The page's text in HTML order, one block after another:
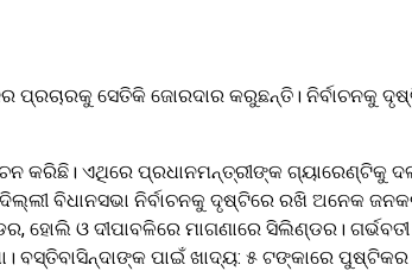
ସେତିକି ଜୋରଦାର କରୁଛନ୍ତି। ନିର୍ବାଚନକୁ
ଏଥିରେ ପ୍ରଧାନମନ୍ତ୍ରୀଙ୍କ ଗ୍ୟାରେଣ୍ଟିକୁ
ବିଧାନସଭା ନିର୍ବାଚନକୁ ଦୃଷ୍ଟିରେ ରଖି ଅନେକ
ଓ ଦୀପାବଳିରେ ମାଗଣାରେ ସିଲିଣ୍ଡର।
ବସ୍ତିବାସିନ୍ଦାଙ୍କ ପାଇଁ ଖାଦ୍ୟ: ୫ ଟଙ୍କାରେ